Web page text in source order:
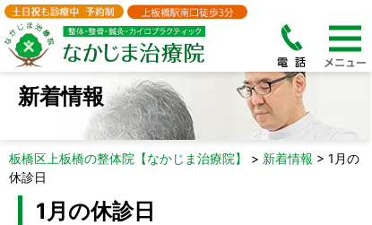
新着情報
板橋区上板橋の整体院【なかじま治療院】 > 新着情報 > 1月の
休診日
1月の休診日